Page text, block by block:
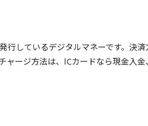
行しているデジタルマネーです。決
ャージ方法は、 ICカードなら現金入